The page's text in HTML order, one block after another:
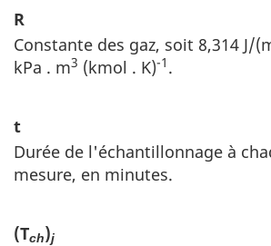
R
Constante des gaz, soit 8,314 J/
kPa . m3 (kmol . K)-1 .
t
Durée de l'échantillonnage à
mesure, en minutes.
(Tch)j